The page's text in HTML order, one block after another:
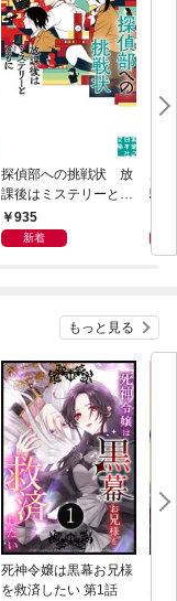
探偵部への挑戦状 放
課後はミステリーとと
もに 新装版
935
新着
騒動
もっと見る
死神令嬢は黒幕お兄様
を救済したい 第1話
な